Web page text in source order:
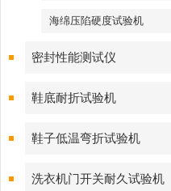
海绵压陷硬度试验机
密封性能测试仪
鞋底耐折试验机
鞋子低温弯折试验机
洗衣机门开关耐久试验机